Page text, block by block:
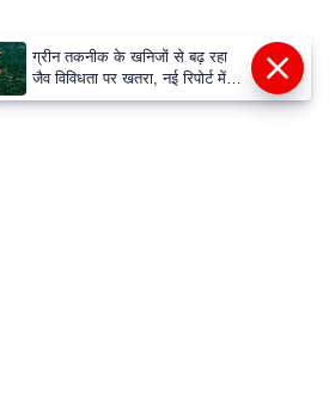
ग्रीन तकनीक के खनिजों से बढ़ रहा
जैव विविधता पर खतरा, नई रिपोर्ट में
खुलासा